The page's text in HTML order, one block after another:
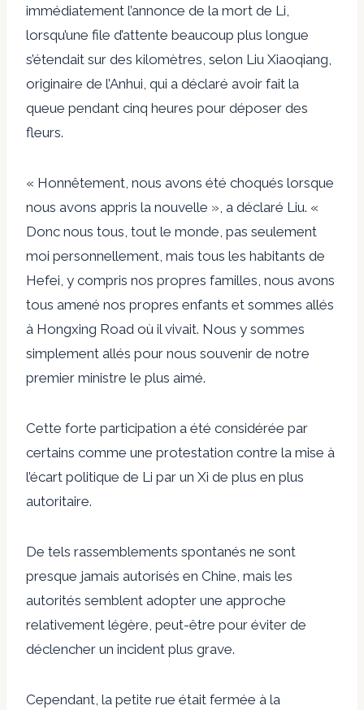
immédiatement l’annonce de la mort de Li,
lorsqu’une file d’attente beaucoup plus longue
s’étendait sur des kilomètres, selon Liu Xiaoqiang,
originaire de l’Anhui, qui a déclaré avoir fait la
queue pendant cinq heures pour déposer des
fleurs.
« Honnêtement, nous avons été choqués lorsque
nous avons appris la nouvelle », a déclaré Liu. «
Donc nous tous, tout le monde, pas seulement
moi personnellement, mais tous les habitants de
Hefei, y compris nos propres familles, nous avons
tous amené nos propres enfants et sommes allés
à Hongxing Road où il vivait. Nous y sommes
simplement allés pour nous souvenir de notre
premier ministre le plus aimé.
Cette forte participation a été considérée par
certains comme une protestation contre la mise à
l’écart politique de Li par un Xi de plus en plus
autoritaire.
De tels rassemblements spontanés ne sont
presque jamais autorisés en Chine, mais les
autorités semblent adopter une approche
relativement légère, peut-être pour éviter de
déclencher un incident plus grave.
Cependant, la petite rue était fermée à la